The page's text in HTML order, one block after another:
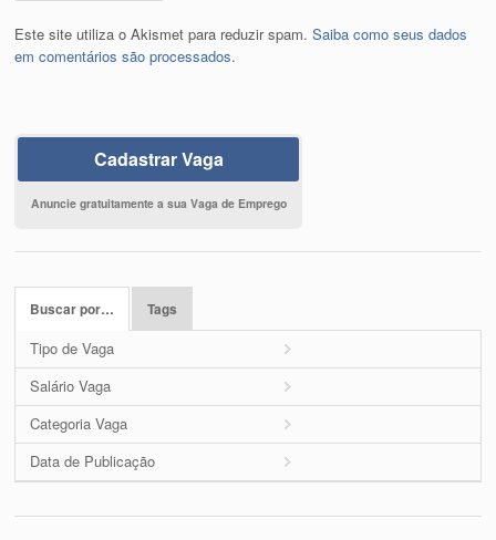
Este site utiliza o Akismet para reduzir spam.Saiba como seus dados
em comentários são processados.
Cadastrar Vaga
Anuncie gratuitamente a sua Vaga de Emprego
Buscar por… Tags
Tipo de Vaga
Salário Vaga
Categoria Vaga
Data de Publicação